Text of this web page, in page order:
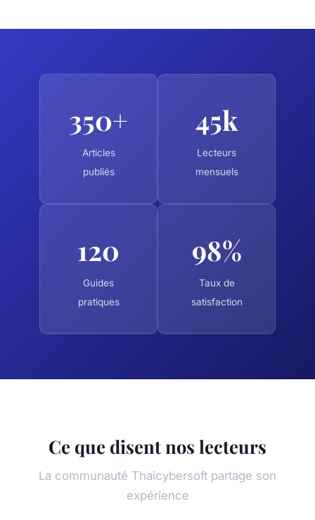
350+
Articles
publiés
45k
Lecteurs
mensuels
120
Guides
pratiques
98%
Taux de
satisfaction
Ce que disent nos lecteurs
La communauté Thaicybersoft partage son
expérience